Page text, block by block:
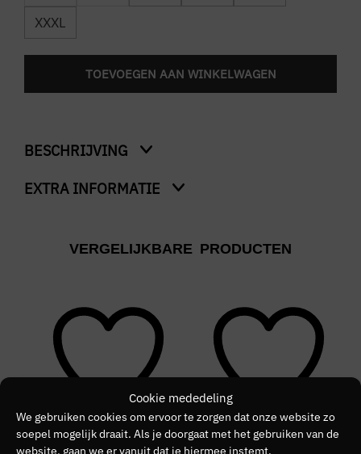
Cookie mededeling
We gebruiken cookies om ervoor te zorgen dat onze website zo
soepel mogelijk draait. Als je doorgaat met het gebruiken van de
website, gaan we er vanuit dat je hiermee instemt.
XXXL
TOEVOEGEN AAN WINKELWAGEN
BESCHRIJVING
3-Pack Boxer Shorts Solid
EXTRA INFORMATIE
Groen
MUCHACHOMALO
Kleurnummer
40
Seizoen
HW2526
VERGELIJKBARE PRODUCTEN